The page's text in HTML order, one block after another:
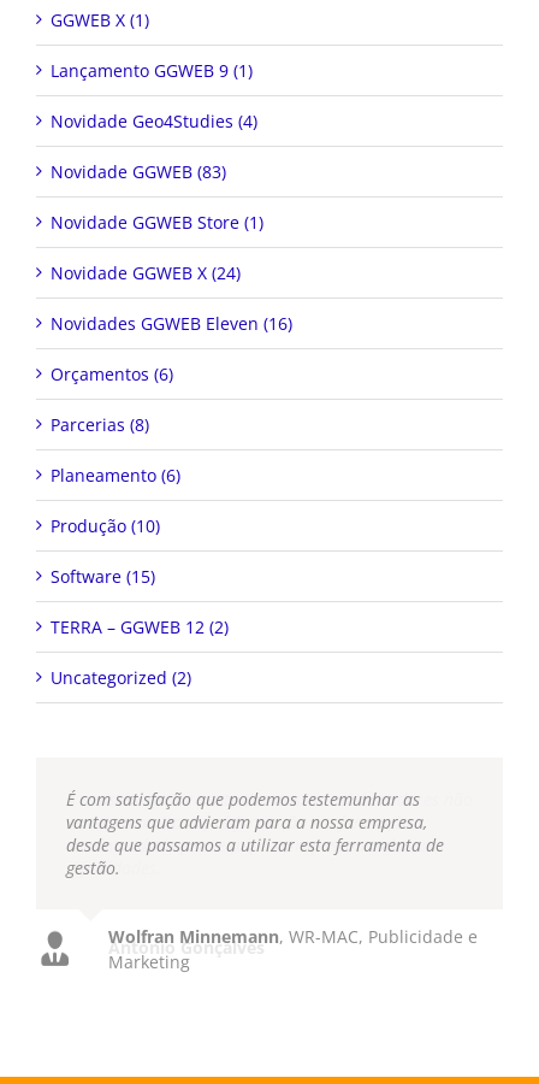
GGWEB X (1)
Lançamento GGWEB 9 (1)
Novidade Geo4Studies (4)
Novidade GGWEB (83)
Novidade GGWEB Store (1)
Novidade GGWEB X (24)
Novidades GGWEB Eleven (16)
Orçamentos (6)
Parcerias (8)
Planeamento (6)
Produção (10)
Software (15)
TERRA – GGWEB 12 (2)
Uncategorized (2)
É com satisfação que podemos testemunhar as
vantagens que advieram para a nossa empresa,
desde que passamos a utilizar esta ferramenta de
gestão.
Wolfran Minnemann, WR-MAC, Publicidade e
Marketing